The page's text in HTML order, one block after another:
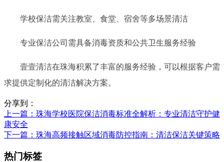
学校保洁需关注教室、食堂、宿舍等多场景清洁
专业保洁公司需具备消毒资质和公共卫生服务经验
壹壹清洁在珠海积累了丰富的服务经验，可以根据客户需
求提供定制化的清洁解决方案。
分享到：
上一篇 ：珠海学校医院保洁消毒标准全解析：专业清洁守护健
康安全
下一篇 ：珠海高频接触区域消毒防控指南：清洁保洁关键策略
热门标签